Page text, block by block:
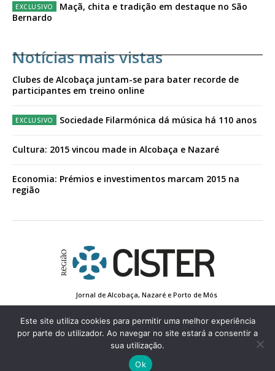
Maçã, chita e tradição em destaque no São
Bernardo
Notícias mais vistas
Clubes de Alcobaça juntam-se para bater recorde de
participantes em treino online
Sociedade Filarmónica dá música há 110 anos
Cultura: 2015 vincou made in Alcobaça e Nazaré
Economia: Prémios e investimentos marcam 2015 na
região
Jornal de Alcobaça, Nazaré e Porto de Mós
Conta de Registo
Edição Impressa
© 2022 Região de Cister - Todos os direitos reservados.
Este site utiliza cookies para permitir uma melhor experiência
por parte do utilizador. Ao navegar no site estará a consentir a
sua utilização.
Ok